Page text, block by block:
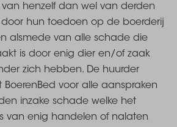
henzelf dan wel van derden
hun toedoen op de boerderij
alsmede van alle schade die
is door enig dier en/of zaak
zich hebben. De huurder
BoerenBed voor alle aanspraken
inzake schade welke het
van enig handelen of nalaten